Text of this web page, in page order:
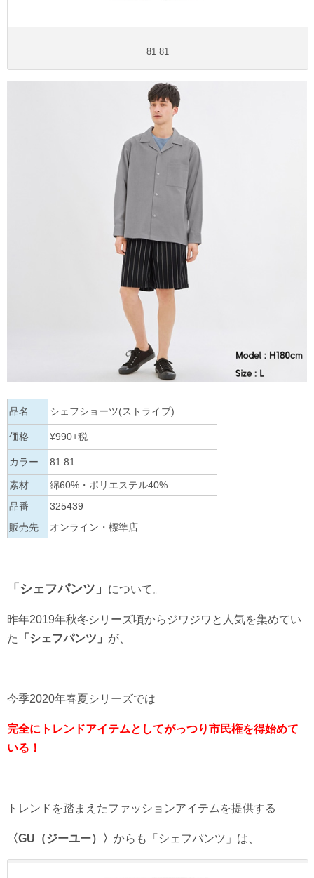
81 81
品名 シェフショーツ(ストライプ)
価格 ¥990+税
カラー 81 81
素材
綿60%・ポリエステル40%
品番
325439
販売先
オンライン・標準店
「シェフパンツ」 について。
昨年2019年秋冬シリーズ頃からジワジワと人気を集めてい
た
「シェフパンツ」 が、
今季2020年春夏シリーズでは
完全にトレンドアイテムとしてがっつり市民権を得始めて
いる！
トレンドを踏まえたファッションアイテムを提供する
〈GU（ジーユー）〉 からも「シェフパンツ」は、